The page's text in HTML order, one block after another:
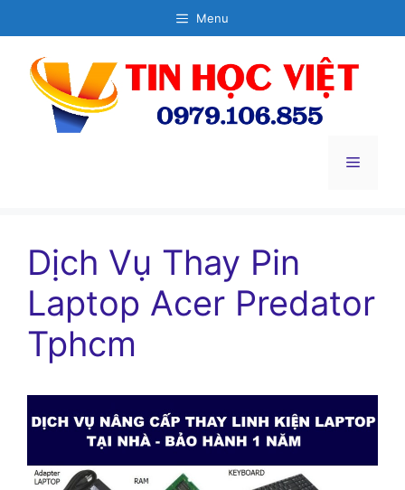
đến
dung
Menu
Menu
Dịch Vụ Thay Pin
Laptop Acer Predator
Tphcm